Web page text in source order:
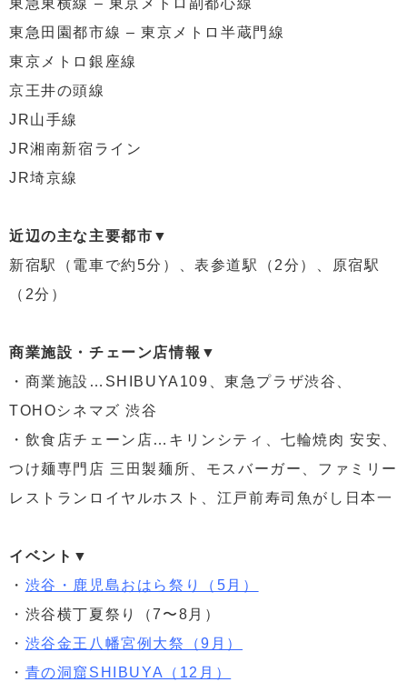
東急東横線 – 東京メトロ副都心線
東急田園都市線 – 東京メトロ半蔵門線
東京メトロ銀座線
京王井の頭線
JR山手線
JR湘南新宿ライン
JR埼京線
近辺の主な主要都市▼
新宿駅（電車で約5分）、表参道駅（2分）、原宿駅
（2分）
商業施設・チェーン店情報▼
・商業施設…SHIBUYA109、東急プラザ渋谷、
TOHOシネマズ 渋谷
・飲食店チェーン店…キリンシティ、七輪焼肉 安安、
つけ麺専門店 三田製麺所、モスバーガー、ファミリー
レストランロイヤルホスト、江戸前寿司魚がし日本一
イベント▼
・ 渋谷・鹿児島おはら祭り（5月）
・渋谷横丁夏祭り（7〜8月）
・ 渋谷金王八幡宮例大祭（9月）
・ 青の洞窟SHIBUYA（12月）